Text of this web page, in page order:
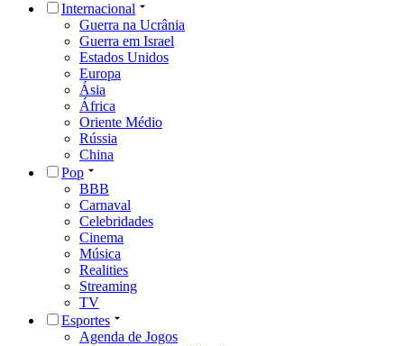
Internacional
Guerra na Ucrânia
Guerra em Israel
Estados Unidos
Europa
Ásia
África
Oriente Médio
Rússia
China
Pop
BBB
Carnaval
Celebridades
Cinema
Música
Realities
Streaming
TV
Esportes
Agenda de Jogos